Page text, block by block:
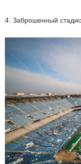
4. Заброшенный